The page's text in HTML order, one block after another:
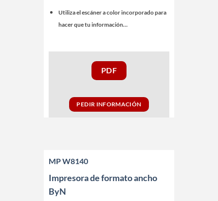
Utiliza el escáner a color incorporado para
hacer que tu información…
PDF
PEDIR INFORMACIÓN
MP W8140
Impresora de formato ancho
ByN